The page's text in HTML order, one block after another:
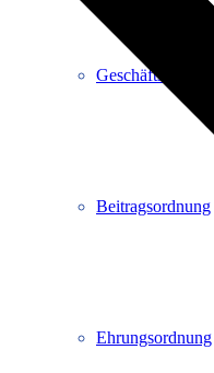
Geschäftsordnung
Beitragsordnung
Ehrungsordnung